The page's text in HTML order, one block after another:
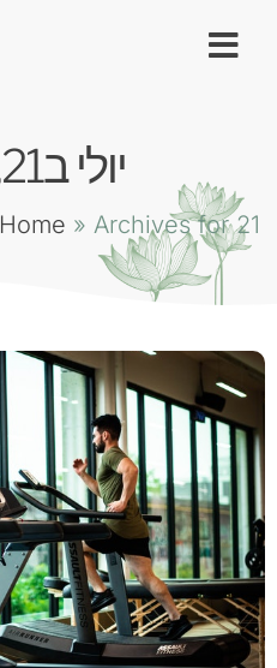
יולי ב21, 2021
Home » Archives for 21 ביולי 2021